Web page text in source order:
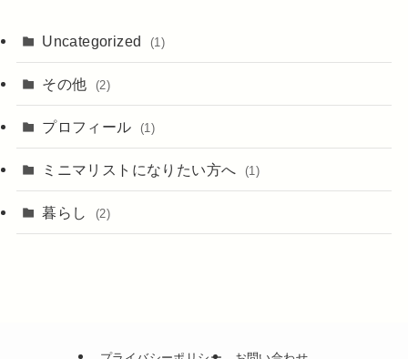
Uncategorized (1)
その他 (2)
プロフィール (1)
ミニマリストになりたい方へ (1)
暮らし (2)